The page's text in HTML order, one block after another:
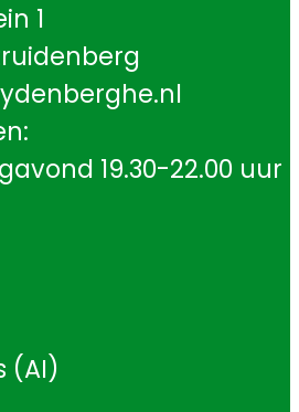
1
19.30-22.00 uur
(AI)